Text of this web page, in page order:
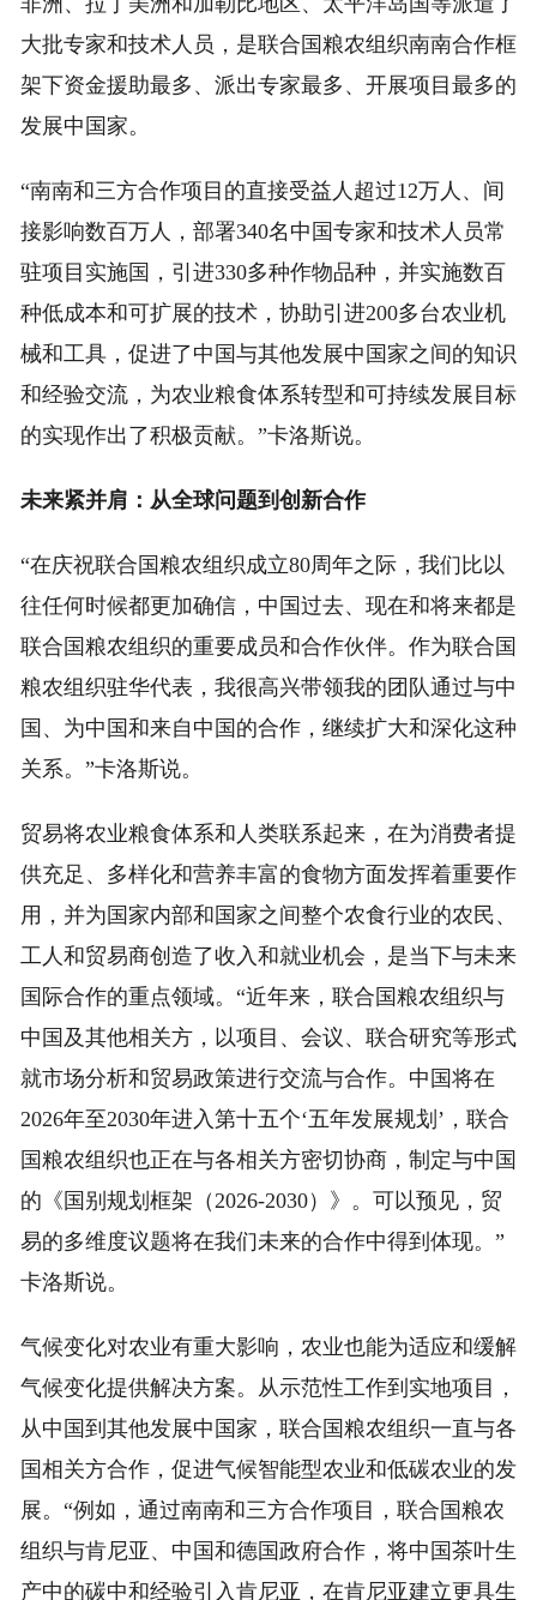
大批专家和技术人员，是联合国粮农组织南南合作框
架下资金援助最多、派出专家最多、开展项目最多的
发展中国家。
“南南和三方合作项目的直接受益人超过12万人、间
接影响数百万人，部署340名中国专家和技术人员常
驻项目实施国，引进330多种作物品种，并实施数百
种低成本和可扩展的技术，协助引进200多台农业机
械和工具，促进了中国与其他发展中国家之间的知识
和经验交流，为农业粮食体系转型和可持续发展目标
的实现作出了积极贡献。”卡洛斯说。
未来紧并肩：从全球问题到创新合作
“在庆祝联合国粮农组织成立80周年之际，我们比以
往任何时候都更加确信，中国过去、现在和将来都是
联合国粮农组织的重要成员和合作伙伴。作为联合国
粮农组织驻华代表，我很高兴带领我的团队通过与中
国、为中国和来自中国的合作，继续扩大和深化这种
关系。”卡洛斯说。
贸易将农业粮食体系和人类联系起来，在为消费者提
供充足、多样化和营养丰富的食物方面发挥着重要作
用，并为国家内部和国家之间整个农食行业的农民、
工人和贸易商创造了收入和就业机会，是当下与未来
国际合作的重点领域。“近年来，联合国粮农组织与
中国及其他相关方，以项目、会议、联合研究等形式
就市场分析和贸易政策进行交流与合作。中国将在
2026年至2030年进入第十五个‘五年发展规划’，联合
国粮农组织也正在与各相关方密切协商，制定与中国
的《国别规划框架（2026-2030）》。可以预见，贸
易的多维度议题将在我们未来的合作中得到体现。”
卡洛斯说。
气候变化对农业有重大影响，农业也能为适应和缓解
气候变化提供解决方案。从示范性工作到实地项目，
从中国到其他发展中国家，联合国粮农组织一直与各
国相关方合作，促进气候智能型农业和低碳农业的发
展。“例如，通过南南和三方合作项目，联合国粮农
组织与肯尼亚、中国和德国政府合作，将中国茶叶生
产中的碳中和经验引入肯尼亚，在肯尼亚建立更具生